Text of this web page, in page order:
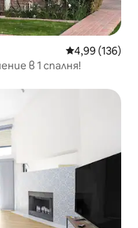
Средна
4,99 (136)
в 1 спалня!